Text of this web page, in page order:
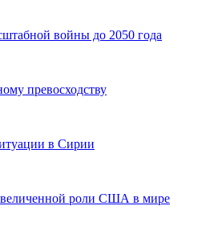
войны до 2050 года
превосходству
в Сирии
роли США в мире